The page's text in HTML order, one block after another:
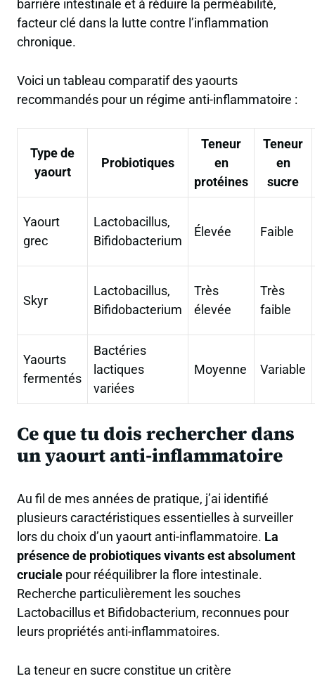
barrière intestinale et à réduire la perméabilité,
facteur clé dans la lutte contre l’inflammation
chronique.
Voici un tableau comparatif des yaourts
recommandés pour un régime anti-inflammatoire :
Type de
yaourt
Probiotiques
Teneur
en
protéines
Teneur
en
sucre
Yaourt
grec
Lactobacillus,
Bifidobacterium
Élevée Faible
Skyr
Lactobacillus,
Bifidobacterium
Très
élevée
Très
faible
Yaourts
fermentés
Bactéries
lactiques
variées
Moyenne Variable
Ce que tu dois rechercher dans
un yaourt anti-inflammatoire
Au fil de mes années de pratique, j’ai identifié
plusieurs caractéristiques essentielles à surveiller
lors du choix d’un yaourt anti-inflammatoire. La
présence de probiotiques vivants est absolument
cruciale pour rééquilibrer la flore intestinale.
Recherche particulièrement les souches
Lactobacillus et Bifidobacterium, reconnues pour
leurs propriétés anti-inflammatoires.
La teneur en sucre constitue un critère